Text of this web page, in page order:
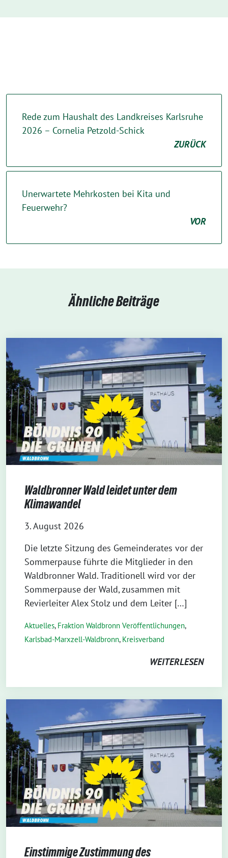
Rede zum Haushalt des Landkreises Karlsruhe
2026 – Cornelia Petzold-Schick
ZURÜCK
Unerwartete Mehrkosten bei Kita und
Feuerwehr?
VOR
Ähnliche Beiträge
Waldbronner Wald leidet unter dem
Klimawandel
3. August 2026
Die letzte Sitzung des Gemeinderates vor der
Sommerpause führte die Mitglieder in den
Waldbronner Wald. Traditionell wird vor der
Sommerpause der Wald, zusammen mit
Revierleiter Alex Stolz und dem Leiter […]
Aktuelles, Fraktion Waldbronn Veröffentlichungen,
Karlsbad-Marxzell-Waldbronn, Kreisverband
WEITERLESEN
Einstimmige Zustimmung des